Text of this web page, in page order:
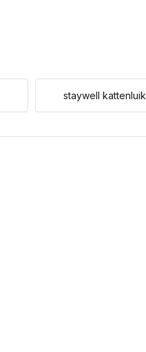
staywell kattenluik